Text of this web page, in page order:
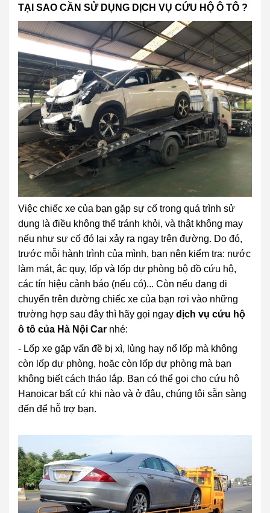
TẠI SAO CẦN SỬ DỤNG DỊCH VỤ CỨU HỘ Ô TÔ ?
Việc chiếc xe của bạn gặp sự cố trong quá trình sử
dụng là điều không thể tránh khỏi, và thật không may
nếu như sự cố đó lại xảy ra ngay trên đường. Do đó,
trước mỗi hành trình của mình, bạn nên kiểm tra: nước
làm mát, ắc quy, lốp và lốp dự phòng bộ đồ cứu hộ,
các tín hiệu cảnh báo (nếu có)... Còn nếu đang di
chuyển trên đường chiếc xe của bạn rơi vào những
trường hợp sau đây thì hãy gọi ngay dịch vụ cứu hộ
ô tô của Hà Nội Car nhé:
- Lốp xe gặp vấn đề bị xì, lủng hay nổ lốp mà không
còn lốp dự phòng, hoặc còn lốp dự phòng mà bạn
không biết cách tháo lắp. Bạn có thể gọi cho cứu hộ
Hanoicar bất cứ khi nào và ở đâu, chúng tôi sẵn sàng
đến để hỗ trợ bạn.